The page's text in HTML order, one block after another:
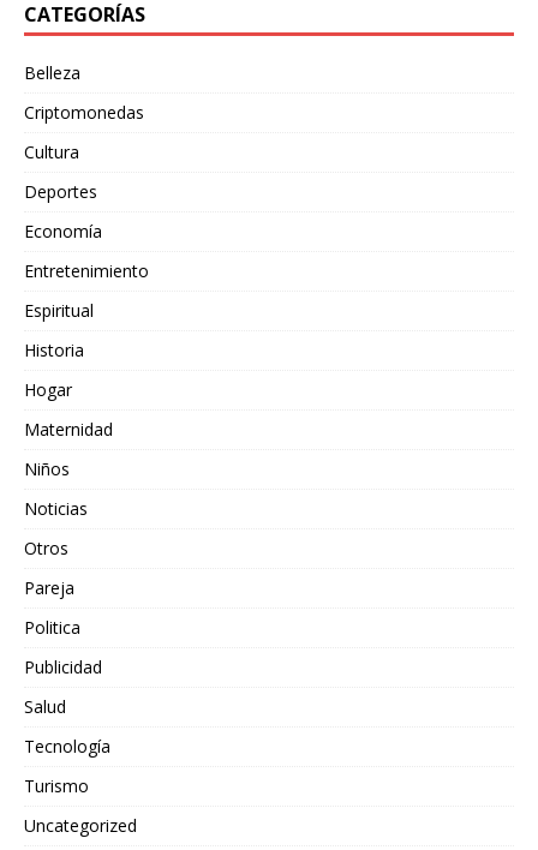
CATEGORÍAS
Belleza
Criptomonedas
Cultura
Deportes
Economía
Entretenimiento
Espiritual
Historia
Hogar
Maternidad
Niños
Noticias
Otros
Pareja
Politica
Publicidad
Salud
Tecnología
Turismo
Uncategorized